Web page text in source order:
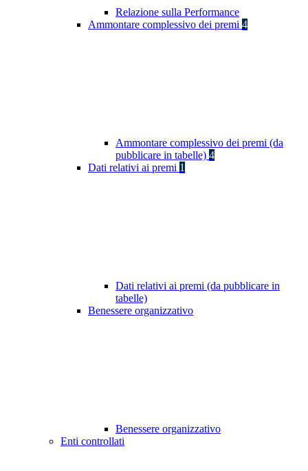
Relazione sulla Performance
Ammontare complessivo dei premi 4
Ammontare complessivo dei premi (da
pubblicare in tabelle) 4
Dati relativi ai premi 1
Dati relativi ai premi (da pubblicare in
tabelle)
Benessere organizzativo
Benessere organizzativo
Enti controllati